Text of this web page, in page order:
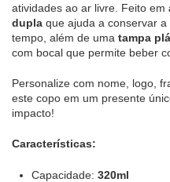
atividades ao ar livre. Feito em
dupla que ajuda a conservar
tempo, além de uma tampa
com bocal que permite beber
Personalize com nome, logo,
este copo em um presente
impacto!
Características:
Capacidade: 320ml